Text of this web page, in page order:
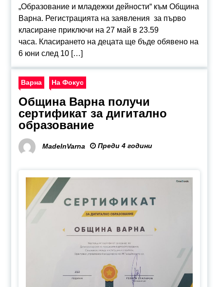
„Образование и младежки дейности“ към Община
Варна. Регистрацията на заявления за първо
класиране приключи на 27 май в 23.59
часа. Класирането на децата ще бъде обявено на
6 юни след 10 […]
Варна На Фокус
Община Варна получи
сертификат за дигитално
образование
MadeInVarna Преди 4 години